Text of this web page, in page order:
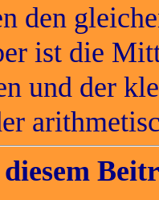
den
ist die
und der